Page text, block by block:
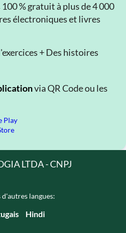
% gratuit à plus de 4 000
électroniques et livres
+ Des histoires
via QR Code ou les
LTDA - CNPJ
langues:
Hindi